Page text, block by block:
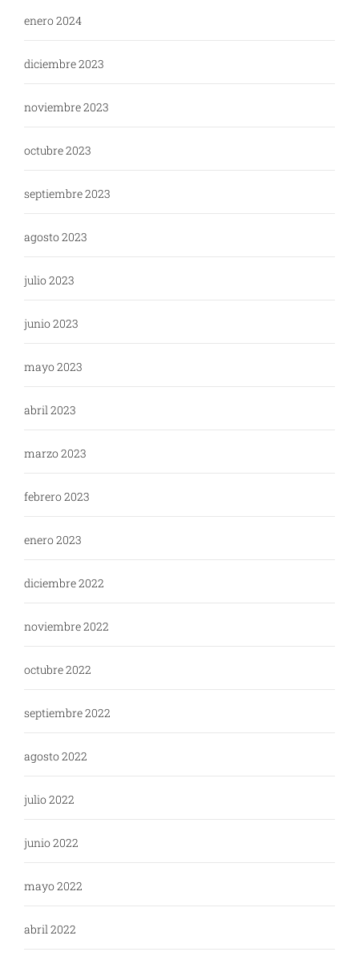
enero 2024
diciembre 2023
noviembre 2023
octubre 2023
septiembre 2023
agosto 2023
julio 2023
junio 2023
mayo 2023
abril 2023
marzo 2023
febrero 2023
enero 2023
diciembre 2022
noviembre 2022
octubre 2022
septiembre 2022
agosto 2022
julio 2022
junio 2022
mayo 2022
abril 2022